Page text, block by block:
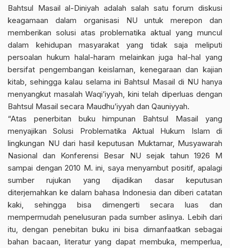
Bahtsul Masail al-Diniyah adalah salah satu forum diskusi
keagamaan dalam organisasi NU untuk merepon dan
memberikan solusi atas problematika aktual yang muncul
dalam kehidupan masyarakat yang tidak saja meliputi
persoalan hukum halal-haram melainkan juga hal-hal yang
bersifat pengembangan keislaman, kenegaraan dan kajian
kitab, sehingga kalau selama ini Bahtsul Masail di NU hanya
menyangkut masalah Waqi’iyyah, kini telah diperluas dengan
Bahtsul Masail secara Maudhu’iyyah dan Qauniyyah.
“Atas penerbitan buku himpunan Bahtsul Masail yang
menyajikan Solusi Problematika Aktual Hukum Islam di
lingkungan NU dari hasil keputusan Muktamar, Musyawarah
Nasional dan Konferensi Besar NU sejak tahun 1926 M
sampai dengan 2010 M. ini, saya menyambut positif, apalagi
sumber rujukan yang dijadikan dasar keputusan
diterjemahkan ke dalam bahasa Indonesia dan diberi catatan
kaki, sehingga bisa dimengerti secara luas dan
mempermudah penelusuran pada sumber aslinya. Lebih dari
itu, dengan penebitan buku ini bisa dimanfaatkan sebagai
bahan bacaan, literatur yang dapat membuka, memperlua,